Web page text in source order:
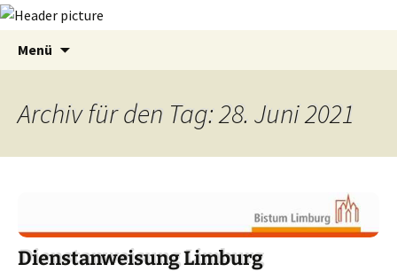
Menü
Archiv für den Tag: 28. Juni 2021
Dienstanweisung Limburg